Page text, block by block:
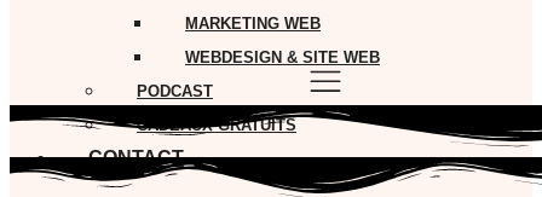
MARKETING WEB
WEBDESIGN & SITE WEB
PODCAST
CADEAUX GRATUITS
CONTACT